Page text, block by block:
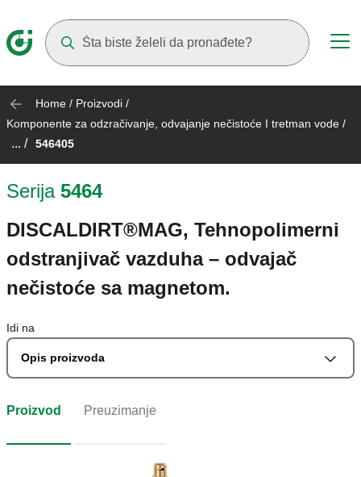
Home / Proizvodi /
Komponente za odzračivanje, odvajanje nečistoće I tretman vode /
... / 546405
Serija 5464
DISCALDIRT®MAG, Tehnopolimerni
odstranjivač vazduha – odvajač
nečistoće sa magnetom.
Idi na
Opis proizvoda
Proizvod Preuzimanje